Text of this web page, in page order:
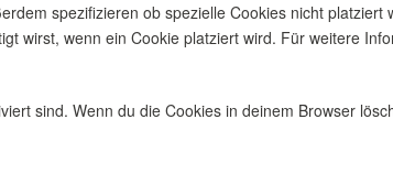
spezifizieren ob spezielle Cookies nicht platziert
wirst, wenn ein Cookie platziert wird. Für weitere
sind. Wenn du die Cookies in deinem Browser